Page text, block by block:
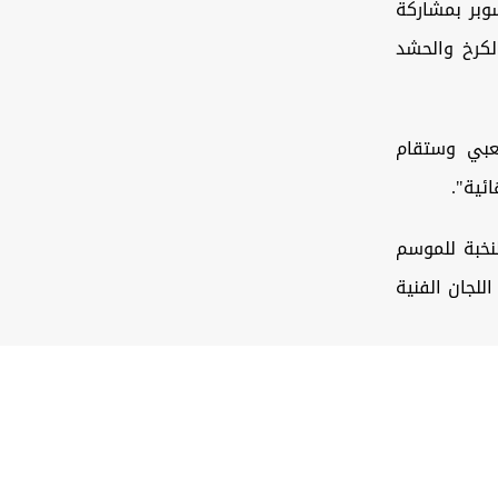
بمشاركة
والحشد
وستقام
دوري النخبة للموسم
الفنية